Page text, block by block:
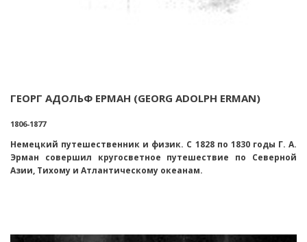
ГЕОРГ АДОЛЬФ ЕРМАН (GEORG ADOLPH ERMAN)
1806-1877
Немецкий путешественник и физик. С 1828 по 1830 годы Г. А.
Эрман совершил кругосветное путешествие по Северной
Азии, Тихому и Атлантическому океанам.